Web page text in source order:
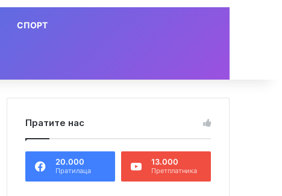
СПОРТ
Пратите нас
20.000
Пратилаца
13.000
Претплатника